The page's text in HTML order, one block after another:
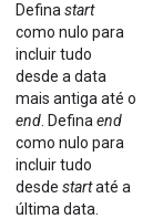
Defina start
como nulo para
incluir tudo
desde a data
mais antiga até o
end . Defina end
como nulo para
incluir tudo
desde startaté a
última data.